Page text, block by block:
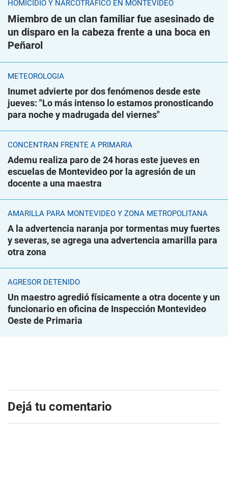
HOMICIDIO Y NARCOTRÁFICO EN MONTEVIDEO
Miembro de un clan familiar fue asesinado de
un disparo en la cabeza frente a una boca en
Peñarol
METEOROLOGÍA
Inumet advierte por dos fenómenos desde este
jueves: "Lo más intenso lo estamos pronosticando
para noche y madrugada del viernes"
CONCENTRAN FRENTE A PRIMARIA
Ademu realiza paro de 24 horas este jueves en
escuelas de Montevideo por la agresión de un
docente a una maestra
AMARILLA PARA MONTEVIDEO Y ZONA METROPOLITANA
A la advertencia naranja por tormentas muy fuertes
y severas, se agrega una advertencia amarilla para
otra zona
AGRESOR DETENIDO
Un maestro agredió físicamente a otra docente y un
funcionario en oficina de Inspección Montevideo
Oeste de Primaria
Dejá tu comentario